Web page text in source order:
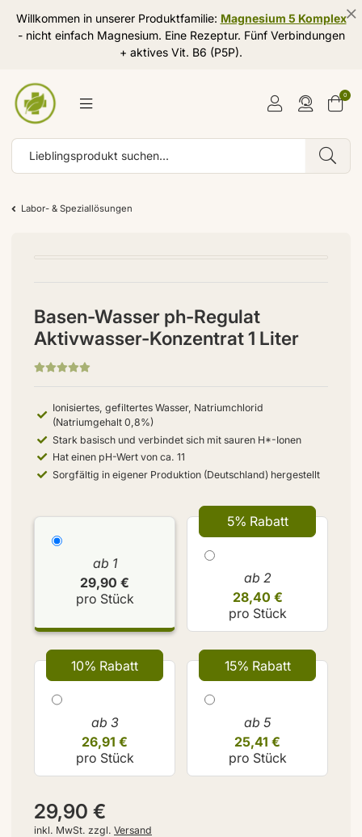
Willkommen in unserer Produktfamilie: Magnesium 5 Komplex
- nicht einfach Magnesium. Eine Rezeptur. Fünf Verbindungen
+ aktives Vit. B6 (P5P).
0
Labor- & Speziallösungen
Basen-Wasser ph-Regulat
Aktivwasser-Konzentrat 1 Liter
Ionisiertes, gefiltertes Wasser, Natriumchlorid
(Natriumgehalt 0,8%)
Stark basisch und verbindet sich mit sauren H*-Ionen
Hat einen pH-Wert von ca. 11
Sorgfältig in eigener Produktion (Deutschland) hergestellt
29,90 €
inkl. MwSt. zzgl. Versand
ab 1
29,90 €
pro Stück
5% Rabatt
ab 2
28,40 €
pro Stück
10% Rabatt
ab 3
26,91 €
pro Stück
15% Rabatt
ab 5
25,41 €
pro Stück